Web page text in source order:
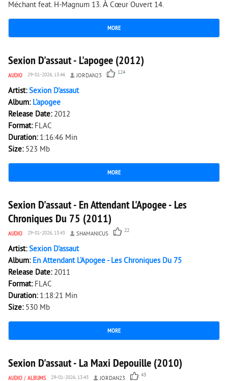
Méchant feat. H-Magnum 13. À Cœur Ouvert 14.
MORE
29 839 0
Sexion D'assaut - L'apogee (2012)
AUDIO 29-01-2026, 13:46 JORDAN23 124
Artist:Sexion D'assaut
Album: L'apogee
Release Date: 2012
Format: FLAC
Duration: 1:16:46 Min
Size: 523 Mb
MORE
4 374 0
Sexion D'assaut - En Attendant L'Apogee - Les
Chroniques Du 75 (2011)
AUDIO 29-01-2026, 13:45 SHAMANICUS 22
Artist:Sexion D'assaut
Album: En Attendant L'Apogee - Les Chroniques Du 75
Release Date: 2011
Format: FLAC
Duration: 1:18:21 Min
Size: 530 Mb
MORE
11 839 0
Sexion D'assaut - La Maxi Depouille (2010)
AUDIO / ALBUMS 29-01-2026, 13:45 JORDAN23 43